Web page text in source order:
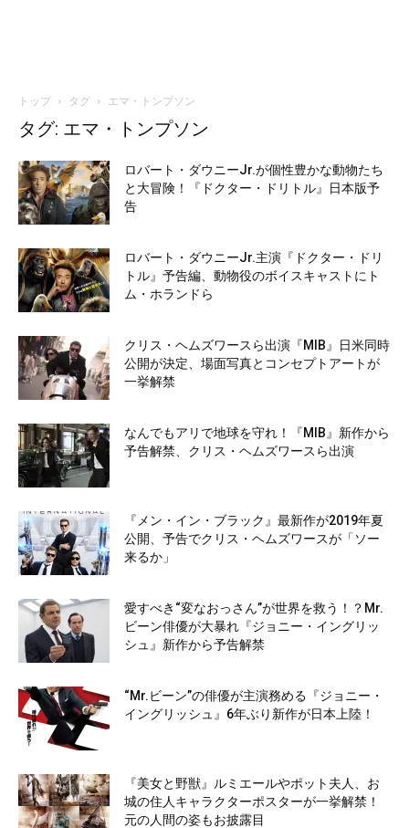
トップ タグ エマ・トンプソン
タグ: エマ・トンプソン
ロバート・ダウニーJr.が個性豊かな動物たち
と大冒険！『ドクター・ドリトル』日本版予
告
ロバート・ダウニーJr.主演『ドクター・ドリ
トル』予告編、動物役のボイスキャストにト
ム・ホランドら
クリス・ヘムズワースら出演『MIB』日米同時
公開が決定、場面写真とコンセプトアートが
一挙解禁
なんでもアリで地球を守れ！『MIB』新作から
予告解禁、クリス・ヘムズワースら出演
『メン・イン・ブラック』最新作が2019年夏
公開、予告でクリス・ヘムズワースが「ソー
来るか」
愛すべき“変なおっさん”が世界を救う！？Mr.
ビーン俳優が大暴れ『ジョニー・イングリッ
シュ』新作から予告解禁
“Mr.ビーン”の俳優が主演務める『ジョニー・
イングリッシュ』6年ぶり新作が日本上陸！
『美女と野獣』ルミエールやポット夫人、お
城の住人キャラクターポスターが一挙解禁！
元の人間の姿もお披露目